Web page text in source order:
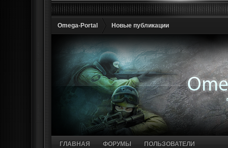
Omega-Portal Новые публикации
ГЛАВНАЯ ФОРУМЫ ПОЛЬЗОВАТЕЛИ